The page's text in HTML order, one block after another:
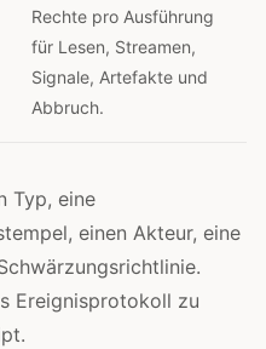
Rechte pro Ausführung
für Lesen, Streamen,
Signale, Artefakte und
Abbruch.
Typ, eine
einen Akteur, eine
Ereignisprotokoll zu